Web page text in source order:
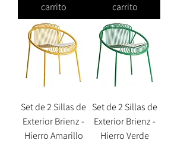
carrito
carrito
Set de 2 Sillas de
Exterior Brienz -
Hierro Amarillo
Set de 2 Sillas de
Exterior Brienz -
Hierro Verde